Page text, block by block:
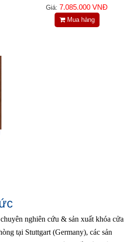
Giá: 7.085.000 VNĐ
Mua hàng
nghiên cứu & sản xuất khóa cửa
tại Stuttgart (Germany), các sản